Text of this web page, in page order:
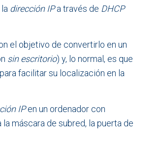
dirección IPa través de DHCP
el objetivo de convertirlo en un
sin escritorio) y, lo normal, es que
facilitar su localización en la
IPen un ordenador con
la máscara de subred, la puerta de